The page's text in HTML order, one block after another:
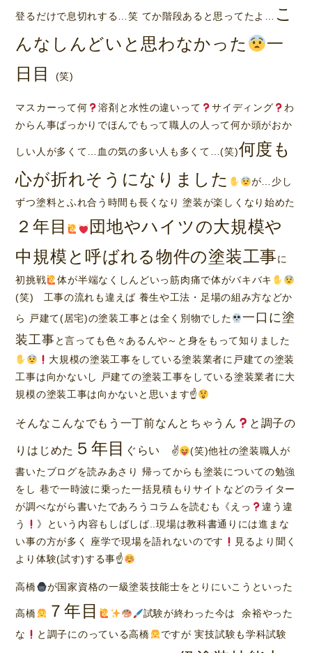
登るだけで息切れする…笑 てか階段あると思ってたよ… こ
んなしんどいと思わなかった
一
日目
(笑)
マスカーって何 溶剤と水性の違いって サイディング
わ
からん事ばっかりでほんでもって職人の人って何か頭がおか
しい人が多くて…血の気の多い人も多くて…(笑)何度も
心が折れそうになりました
が…少し
ずつ塗料とふれ合う時間も長くなり 塗装が楽しくなり始めた
２年目
団地やハイツの大規模や
中規模と呼ばれる物件の塗装工事に
初挑戦
体が半端なくしんどいっ筋肉痛で体がバキバキ
(笑) 工事の流れも違えば 養生や工法・足場の組み方などか
ら 戸建て(居宅)の塗装工事とは全く別物でした
一口に塗
装工事と言っても色々あるんや～と身をもって知りました
大規模の塗装工事をしている塗装業者に戸建ての塗装
工事は向かないし 戸建ての塗装工事をしている塗装業者に大
規模の塗装工事は向かないと思います☝
そんなこんなでもう一丁前なんとちゃうん と調子の
りはじめた ５年目 ぐらい ✌
(笑)他社の塗装職人が
書いたブログを読みあさり 帰ってからも塗装についての勉強
をし 巷で一時波に乗った一括見積もりサイトなどのライター
が調べながら書いたであろうコラムを読むも《えっ
違う違
う
》という内容もしばしば..現場は教科書通りには進まな
い事の方が多く 座学で現場を語れないのです
見るより聞く
より体験(試す)する事☝
高橋 が国家資格の一級塗装技能士をとりにいこうといった
高橋 ７年目
試験が終わった今は 余裕やった
な
と調子にのっている高橋 ですが 実技試験も学科試験